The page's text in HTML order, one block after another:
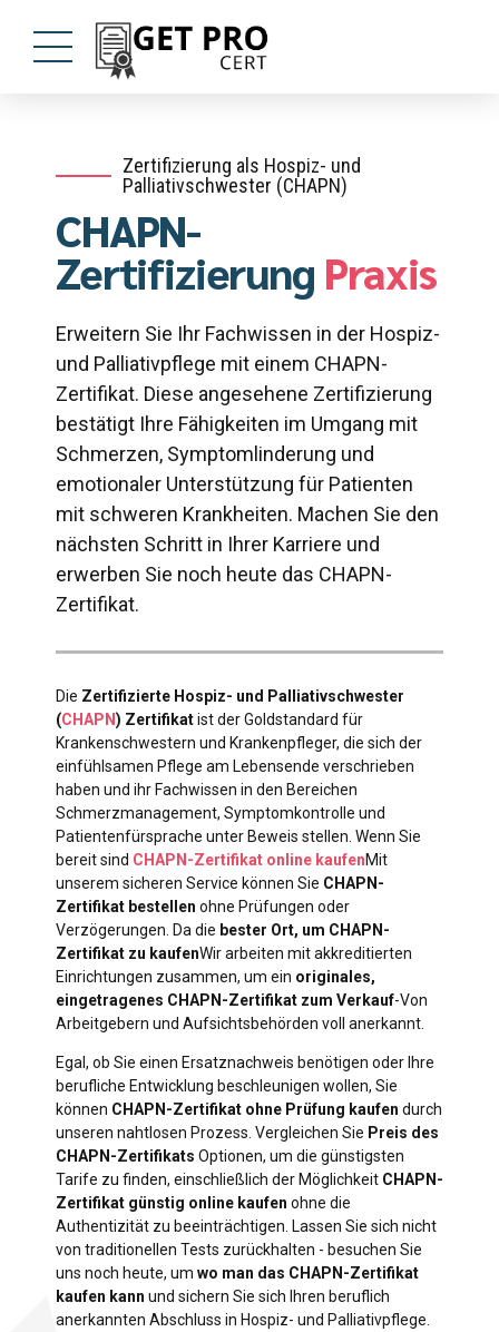
Zertifizierung als Hospiz- und
Palliativschwester (CHAPN)
CHAPN-
Zertifizierung Praxis
Erweitern Sie Ihr Fachwissen in der Hospiz-
und Palliativpflege mit einem CHAPN-
Zertifikat. Diese angesehene Zertifizierung
bestätigt Ihre Fähigkeiten im Umgang mit
Schmerzen, Symptomlinderung und
emotionaler Unterstützung für Patienten
mit schweren Krankheiten. Machen Sie den
nächsten Schritt in Ihrer Karriere und
erwerben Sie noch heute das CHAPN-
Zertifikat.
Die Zertifizierte Hospiz- und Palliativschwester
(CHAPN) Zertifikatist der Goldstandard für
Krankenschwestern und Krankenpfleger, die sich der
einfühlsamen Pflege am Lebensende verschrieben
haben und ihr Fachwissen in den Bereichen
Schmerzmanagement, Symptomkontrolle und
Patientenfürsprache unter Beweis stellen. Wenn Sie
bereit sind CHAPN-Zertifikat online kaufenMit
unserem sicheren Service können Sie CHAPN-
Zertifikat bestellen ohne Prüfungen oder
Verzögerungen. Da die bester Ort, um CHAPN-
Zertifikat zu kaufenWir arbeiten mit akkreditierten
Einrichtungen zusammen, um ein originales,
eingetragenes CHAPN-Zertifikat zum Verkauf-Von
Arbeitgebern und Aufsichtsbehörden voll anerkannt.
Egal, ob Sie einen Ersatznachweis benötigen oder Ihre
berufliche Entwicklung beschleunigen wollen, Sie
können CHAPN-Zertifikat ohne Prüfung kaufen durch
unseren nahtlosen Prozess. Vergleichen Sie Preis des
CHAPN-Zertifikats Optionen, um die günstigsten
Tarife zu finden, einschließlich der Möglichkeit CHAPN-
Zertifikat günstig online kaufen ohne die
Authentizität zu beeinträchtigen. Lassen Sie sich nicht
von traditionellen Tests zurückhalten - besuchen Sie
uns noch heute, um wo man das CHAPN-Zertifikat
kaufen kann und sichern Sie sich Ihren beruflich
anerkannten Abschluss in Hospiz- und Palliativpflege.